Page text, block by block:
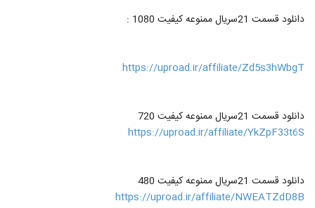
دانلود قسمت 21سریال ممنوعه کیفیت 1080 :
https://uproad.ir/affiliate/Zd5s3hWbgT
دانلود قسمت 21سریال ممنوعه کیفیت 720
https://uproad.ir/affiliate/YkZpF33t6S
دانلود قسمت 21سریال ممنوعه کیفیت 480
https://uproad.ir/affiliate/NWEATZdD8B